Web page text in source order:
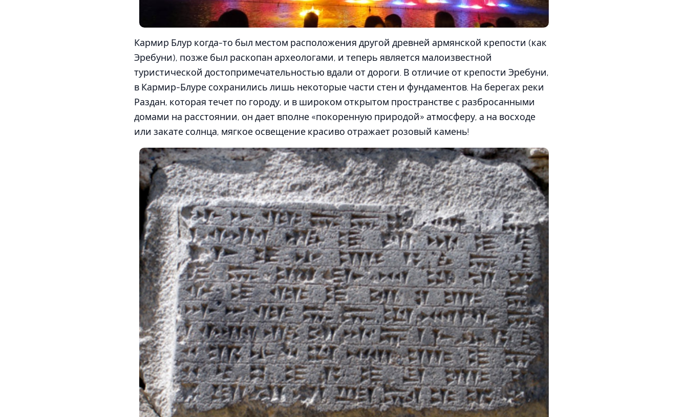
Кармир Блур когда-то был местом расположения другой древней армянской крепости (как
Эребуни), позже был раскопан археологами, и теперь является малоизвестной
туристической достопримечательностью вдали от дороги. В отличие от крепости Эребуни,
в Кармир-Блуре сохранились лишь некоторые части стен и фундаментов. На берегах реки
Раздан, которая течет по городу, и в широком открытом пространстве с разбросанными
домами на расстоянии, он дает вполне «покоренную природой» атмосферу, а на восходе
или закате солнца, мягкое освещение красиво отражает розовый камень!